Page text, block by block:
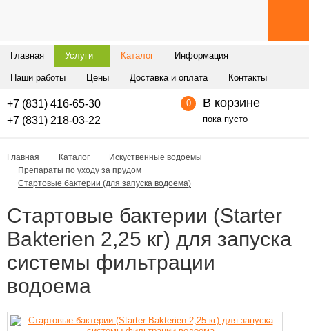
Главная Услуги Каталог Информация
Наши работы Цены Доставка и оплата Контакты
+7 (831) 416-65-30
+7 (831) 218-03-22
0 В корзине
пока пусто
Главная Каталог
Искуственные водоемы
Препараты по уходу за прудом
Стартовые бактерии (для запуска водоема)
Стартовые бактерии (Starter
Bakterien 2,25 кг) для запуска
системы фильтрации
водоема